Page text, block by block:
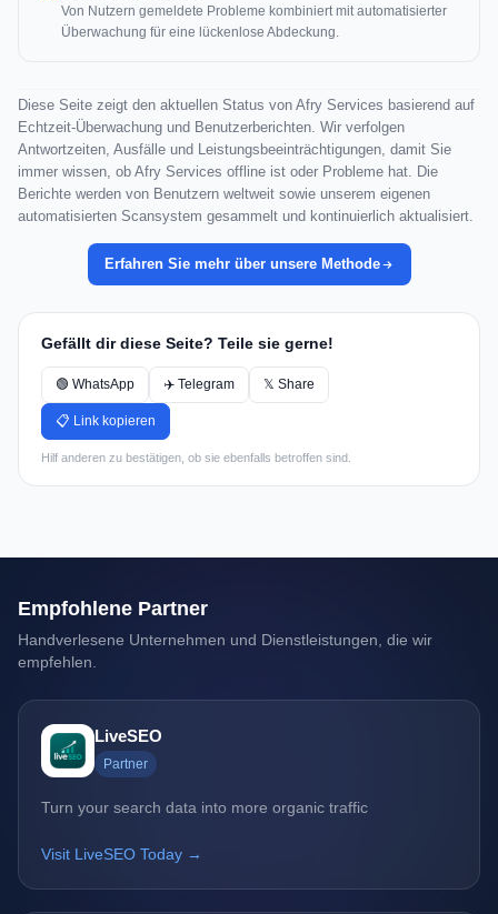
Von Nutzern gemeldete Probleme kombiniert mit automatisierter
Überwachung für eine lückenlose Abdeckung.
Diese Seite zeigt den aktuellen Status von Afry Services basierend auf
Echtzeit-Überwachung und Benutzerberichten. Wir verfolgen
Antwortzeiten, Ausfälle und Leistungsbeeinträchtigungen, damit Sie
immer wissen, ob Afry Services offline ist oder Probleme hat. Die
Berichte werden von Benutzern weltweit sowie unserem eigenen
automatisierten Scansystem gesammelt und kontinuierlich aktualisiert.
Erfahren Sie mehr über unsere Methode
Gefällt dir diese Seite? Teile sie gerne!
🟢 WhatsApp ✈️ Telegram 𝕏 Share
📋 Link kopieren
Hilf anderen zu bestätigen, ob sie ebenfalls betroffen sind.
Empfohlene Partner
Handverlesene Unternehmen und Dienstleistungen, die wir
empfehlen.
LiveSEO
Partner
Turn your search data into more organic traffic
Visit LiveSEO Today →